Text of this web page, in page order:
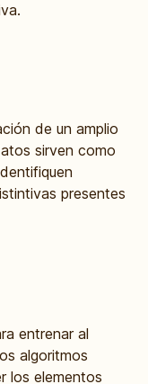
de un amplio
sirven como
presentes
entrenar al
algoritmos
los elementos